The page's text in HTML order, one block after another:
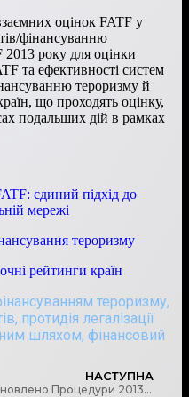
оцінок FATF у
фінансуванню
2013 року для оцінки
та ефективності систем
тероризму й
що проходять оцінку,
подальших дій в рамках
єдиний підхід до
мережі
тероризму
рейтинги країн
тероризму,
, протидія легалізації
шляхом, фінансовий
НАСТУПНА
Оновлено Процедури 2013 року для четвертого раунду взаємних оцінок FATF